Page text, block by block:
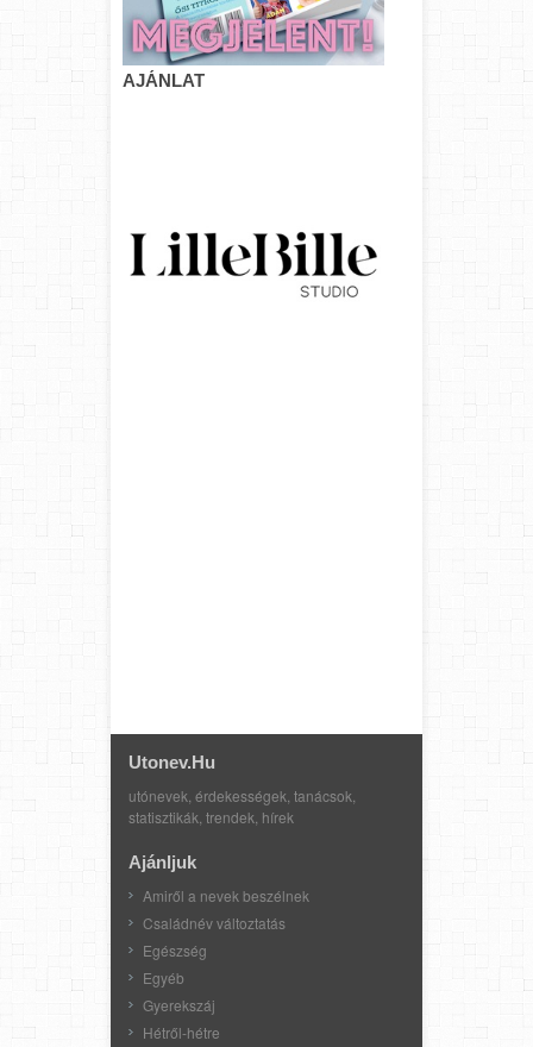
AJÁNLAT
Utonev.hu
utónevek, érdekességek, tanácsok,
statisztikák, trendek, hírek
Ajánljuk
Amiről a nevek beszélnek
Családnév változtatás
Egészség
Egyéb
Gyerekszáj
Hétről-hétre